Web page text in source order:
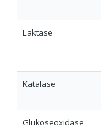
Laktase
Katalase
Glukoseoxidase